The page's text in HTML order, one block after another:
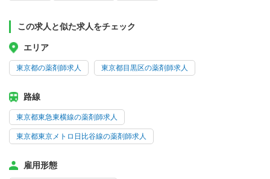
この求人と似た求人をチェック
エリア
東京都の薬剤師求人 東京都目黒区の薬剤師求人
路線
東京都東急東横線の薬剤師求人
東京都東京メトロ日比谷線の薬剤師求人
雇用形態